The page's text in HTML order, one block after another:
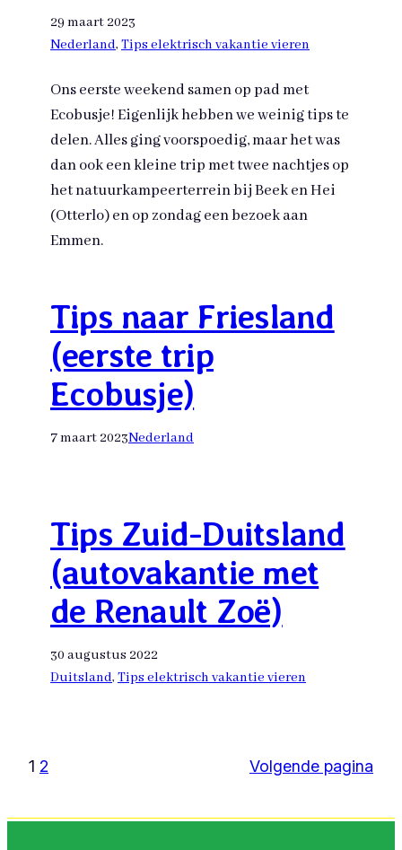
29 maart 2023
Nederland, Tips elektrisch vakantie vieren
Ons eerste weekend samen op pad met
Ecobusje! Eigenlijk hebben we weinig tips te
delen. Alles ging voorspoedig, maar het was
dan ook een kleine trip met twee nachtjes op
het natuurkampeerterrein bij Beek en Hei
(Otterlo) en op zondag een bezoek aan
Emmen.
Tips naar Friesland
(eerste trip
Ecobusje)
7 maart 2023Nederland
Tips Zuid-Duitsland
(autovakantie met
de Renault Zoë)
30 augustus 2022
Duitsland, Tips elektrisch vakantie vieren
1 2 Volgende pagina